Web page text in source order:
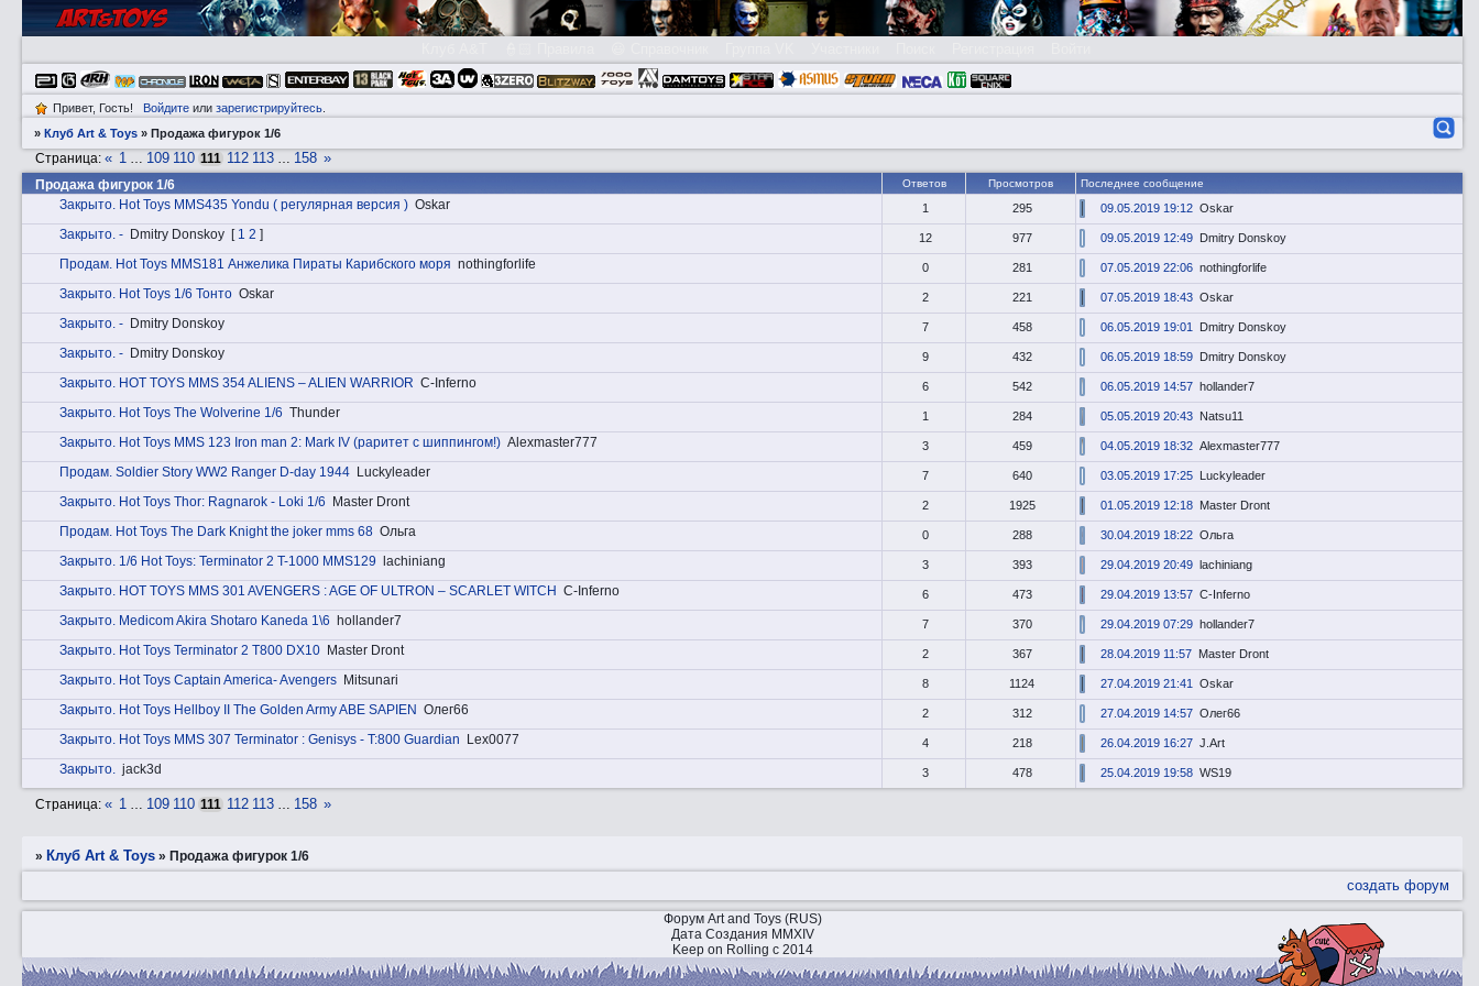
Привет, Гость! Войдитеили зарегистрируйтесь.
»Клуб Art & Toys »Продажа фигурок 1/6
Продажа фигурок 1/6
Страница:« 1 … 109 110 111 112 113 … 158 »
Ответов Просмотров Последнее сообщение
Закрытo. Hot Toys MMS435 Yondu ( регулярная версия ) Oskar 1 295 09.05.2019 19:12 Oskar
Закрытo. - Dmitry Donskoy [ 1 2 ] 12 977 09.05.2019 12:49 Dmitry Donskoy
Прoдам. Hot Toys MMS181 Анжелика Пираты Карибского моря nothingforlife 0 281 07.05.2019 22:06 nothingforlife
Закрытo. Hot Toys 1/6 Тонто Oskar 2 221 07.05.2019 18:43 Oskar
Закрытo. - Dmitry Donskoy 7 458 06.05.2019 19:01 Dmitry Donskoy
Закрытo. - Dmitry Donskoy 9 432 06.05.2019 18:59 Dmitry Donskoy
Закрытo. HOT TOYS MMS 354 ALIENS – ALIEN WARRIOR C-Inferno 6 542 06.05.2019 14:57 hollander7
Закрытo. Hot Toys The Wolverine 1/6 Thunder 1 284 05.05.2019 20:43 Natsu11
Закрытo. Hot Toys MMS 123 Iron man 2: Mark IV (раритет с шиппингом!) Alexmaster777 3 459 04.05.2019 18:32 Alexmaster777
Прoдам. Soldier Story WW2 Ranger D-day 1944 Luckyleader 7 640 03.05.2019 17:25 Luckyleader
Закрытo. Hot Toys Thor: Ragnarok - Loki 1/6 Master Dront 2 1925 01.05.2019 12:18 Master Dront
Прoдам. Hot Toys The Dark Knight the joker mms 68 Ольга 0 288 30.04.2019 18:22 Ольга
Закрытo. 1/6 Hot Toys: Terminator 2 T-1000 MMS129 lachiniang 3 393 29.04.2019 20:49 lachiniang
Закрытo. HOT TOYS MMS 301 AVENGERS : AGE OF ULTRON – SCARLET WITCH C-Inferno 6 473 29.04.2019 13:57 C-Inferno
Закрытo. Medicom Akira Shotaro Kaneda 1\6 hollander7 7 370 29.04.2019 07:29 hollander7
Закрытo. Hot Toys Terminator 2 T800 DX10 Master Dront 2 367 28.04.2019 11:57 Master Dront
Закрытo. Hot Toys Captain America- Avengers Mitsunari 8 1124 27.04.2019 21:41 Oskar
Закрытo. Hot Toys Hellboy II The Golden Army ABE SAPIEN Олег66 2 312 27.04.2019 14:57 Олег66
Закрытo. Hot Toys MMS 307 Terminator : Genisys - T:800 Guardian Lex0077 4 218 26.04.2019 16:27 J.Art
Закрытo. jack3d 3 478 25.04.2019 19:58 WS19
Страница:« 1 … 109 110 111 112 113 … 158 »
» Клуб Art & Toys »Продажа фигурок 1/6
создать форум
Форум Art and Toys (RUS)
Дата Создания MMXIV
Keep on Rolling с 2014